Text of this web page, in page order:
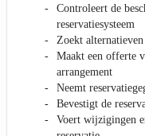
Controleert de
reservatiesysteem
Zoekt
Maakt een offerte
arrangement
Neemt
Bevestigt de
Voert wijzigingen